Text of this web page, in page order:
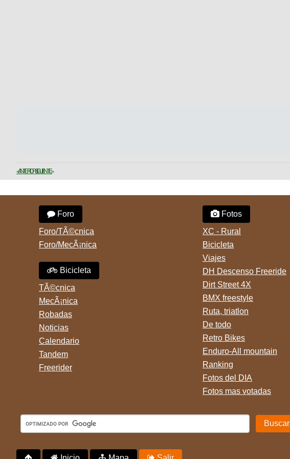
< ANTERIORSIGUIENTE >
Foro
Foro/TÃ©cnica
Foro/MecÃ¡nica
Bicicleta
TÃ©cnica
MecÃ¡nica
Robadas
Noticias
Calendario
Tandem
Freerider
Fotos
XC - Rural
Bicicleta
Viajes
DH Descenso Freeride
Dirt Street 4X
BMX freestyle
Ruta, triatlon
De todo
Retro Bikes
Enduro-All mountain
Ranking
Fotos del DIA
Fotos mas votadas
Buscar